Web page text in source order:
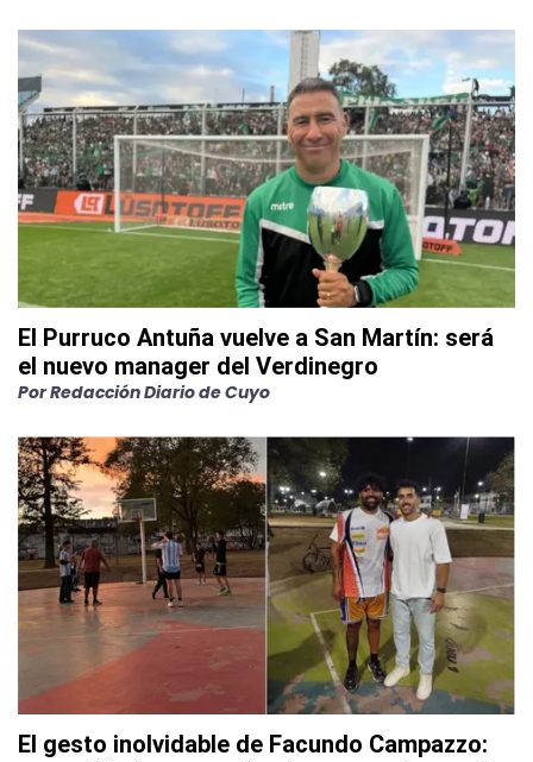
El Purruco Antuña vuelve a San Martín: será
el nuevo manager del Verdinegro
PorRedacción Diario de Cuyo
El gesto inolvidable de Facundo Campazzo: